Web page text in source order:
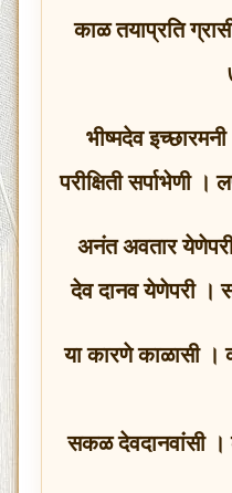
काळ तयाप्रति
भीष्मदेव
परीक्षिती सर्पाभेणी
अनंत अवतार
देव दानव येणेपरी
या कारणे काळासी ।
सकळ देवदानवांसी ।